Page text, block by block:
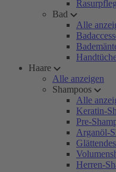
Bad
Alle
Haare
Alle anzeigen
Shampoos
Alle
Keratin-
Pre-
Arganöl-
Herren-